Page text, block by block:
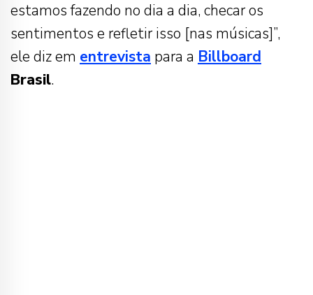
estamos fazendo no dia a dia, checar os
sentimentos e refletir isso [nas músicas]”,
ele diz em entrevista para a Billboard
Brasil.